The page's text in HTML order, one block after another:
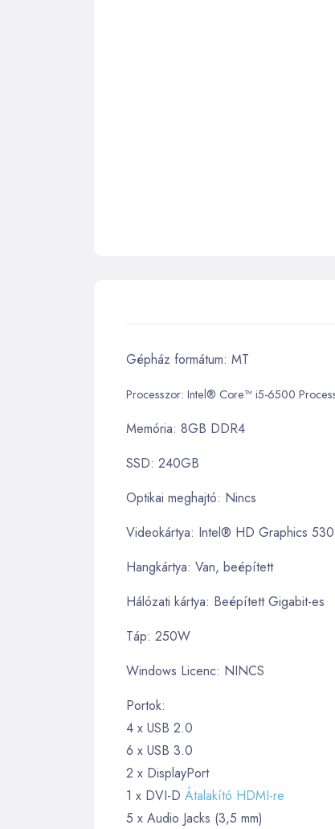
Gépház formátum: MT
Processzor: Intel® Core™ i5-6500
Memória: 8GB DDR4
SSD: 240GB
Optikai meghajtó: Nincs
Videokártya: Intel® HD Graphics 530
Hangkártya: Van, beépített
Hálózati kártya: Beépített Gigabit-es
Táp: 250W
Windows Licenc: NINCS
Portok:
4 x USB 2.0
6 x USB 3.0
2 x DisplayPort
1 x DVI-D Átalakító HDMI-re
5 x Audio Jacks (3,5 mm)